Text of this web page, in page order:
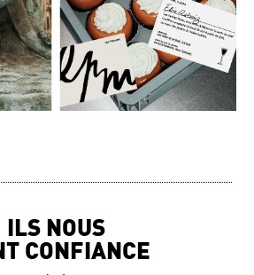
ILS NOUS
CONFIANCE